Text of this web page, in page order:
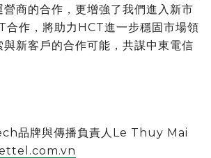
商的合作，更增強了我們進入新市
合作，將助力HCT進一步穩固市場領
新客戶的合作可能，共謀中東電信
品牌與傳播負責人Le Thuy Mai